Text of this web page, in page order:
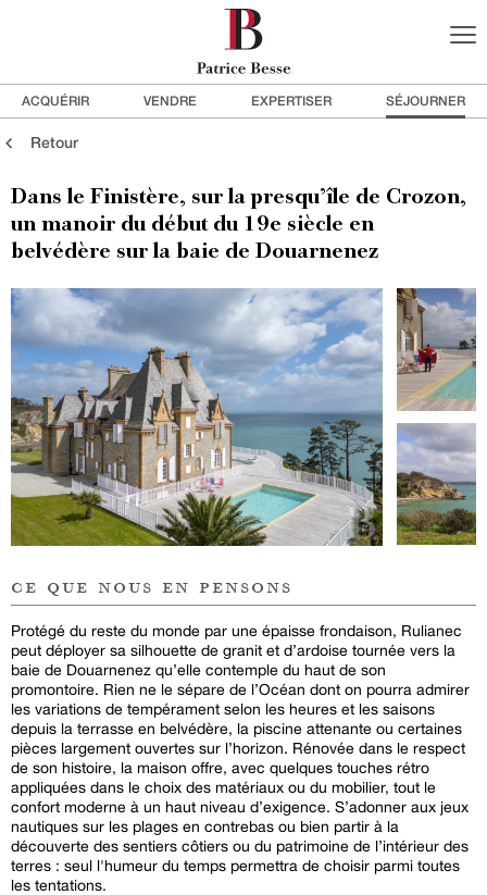
ACQUÉRIR VENDRE EXPERTISER SÉJOURNER
Retour
Dans le Finistère, sur la presqu’île de Crozon,
un manoir du début du 19e siècle en
belvédère sur la baie de Douarnenez
ce que nous en pensons
Protégé du reste du monde par une épaisse frondaison, Rulianec
peut déployer sa silhouette de granit et d’ardoise tournée vers la
baie de Douarnenez qu’elle contemple du haut de son
promontoire. Rien ne le sépare de l’Océan dont on pourra admirer
les variations de tempérament selon les heures et les saisons
depuis la terrasse en belvédère, la piscine attenante ou certaines
pièces largement ouvertes sur l’horizon. Rénovée dans le respect
de son histoire, la maison offre, avec quelques touches rétro
appliquées dans le choix des matériaux ou du mobilier, tout le
confort moderne à un haut niveau d’exigence. S’adonner aux jeux
nautiques sur les plages en contrebas ou bien partir à la
découverte des sentiers côtiers ou du patrimoine de l’intérieur des
terres : seul l'humeur du temps permettra de choisir parmi toutes
les tentations.